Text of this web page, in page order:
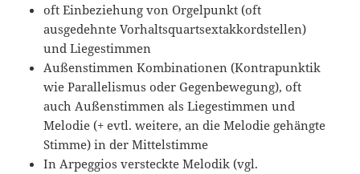
oft Einbeziehung von Orgelpunkt (oft
ausgedehnte Vorhaltsquartsextakkordstellen)
und Liegestimmen
Außenstimmen Kombinationen (Kontrapunktik
wie Parallelismus oder Gegenbewegung), oft
auch Außenstimmen als Liegestimmen und
Melodie (+ evtl. weitere, an die Melodie gehängte
Stimme) in der Mittelstimme
In Arpeggios versteckte Melodik (vgl.